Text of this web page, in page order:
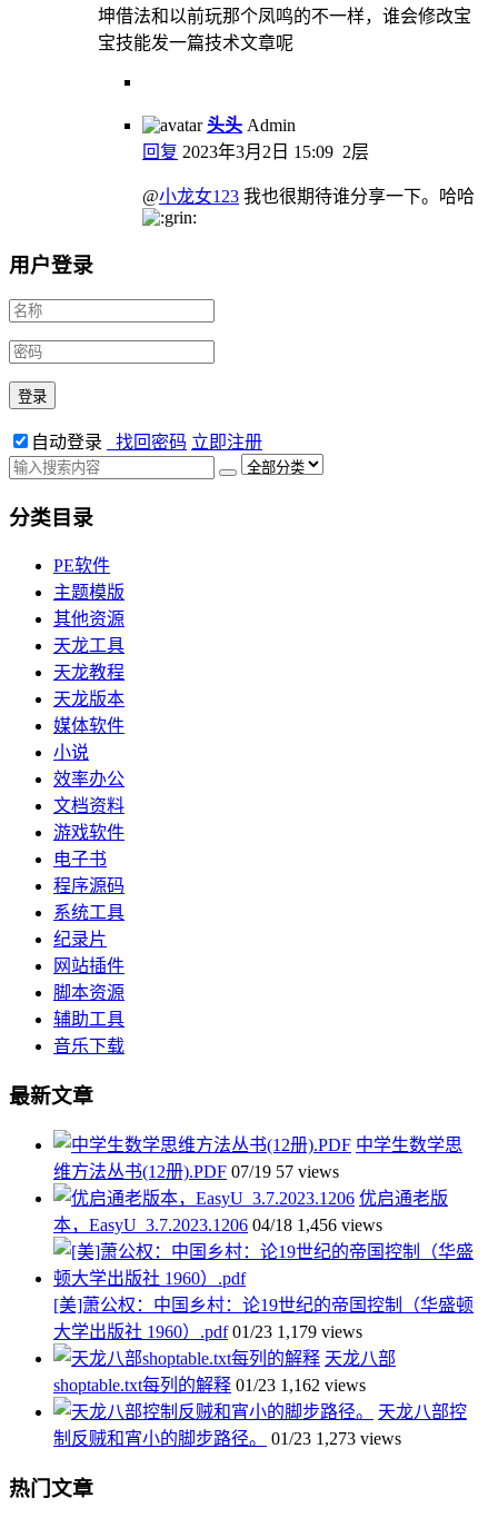
坤借法和以前玩那个凤鸣的不一样，谁会修改宝
宝技能发一篇技术文章呢
头头 Admin
回复 2023年3月2日 15:09 2层
@小龙女123 我也很期待谁分享一下。哈哈
用户登录
自动登录 找回密码 立即注册
分类目录
PE软件
主题模版
其他资源
天龙工具
天龙教程
天龙版本
媒体软件
小说
效率办公
文档资料
游戏软件
电子书
程序源码
系统工具
纪录片
网站插件
脚本资源
辅助工具
音乐下载
最新文章
中学生数学思
维方法丛书(12册).PDF 07/19 57 views
优启通老版
本，EasyU_3.7.2023.1206 04/18 1,456 views
[美]萧公权：中国乡村：论19世纪的帝国控制（华盛顿
大学出版社 1960）.pdf 01/23 1,179 views
天龙八部
shoptable.txt每列的解释 01/23 1,162 views
天龙八部控
制反贼和宵小的脚步路径。
01/23 1,273 views
热门文章